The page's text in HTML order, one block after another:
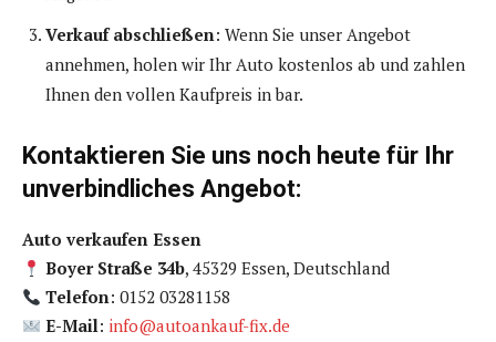
Verkauf abschließen: Wenn Sie unser Angebot
annehmen, holen wir Ihr Auto kostenlos ab und zahlen
Ihnen den vollen Kaufpreis in bar.
Kontaktieren Sie uns noch heute für Ihr
unverbindliches Angebot:
Auto verkaufen Essen
Boyer Straße 34b, 45329 Essen, Deutschland
Telefon: 0152 03281158
E-Mail: info@autoankauf-fix.de